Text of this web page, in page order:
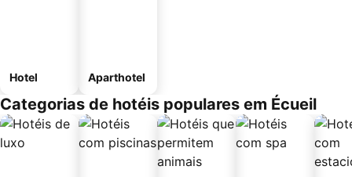
Hotel Aparthotel
Categorias de hotéis populares em Écueil